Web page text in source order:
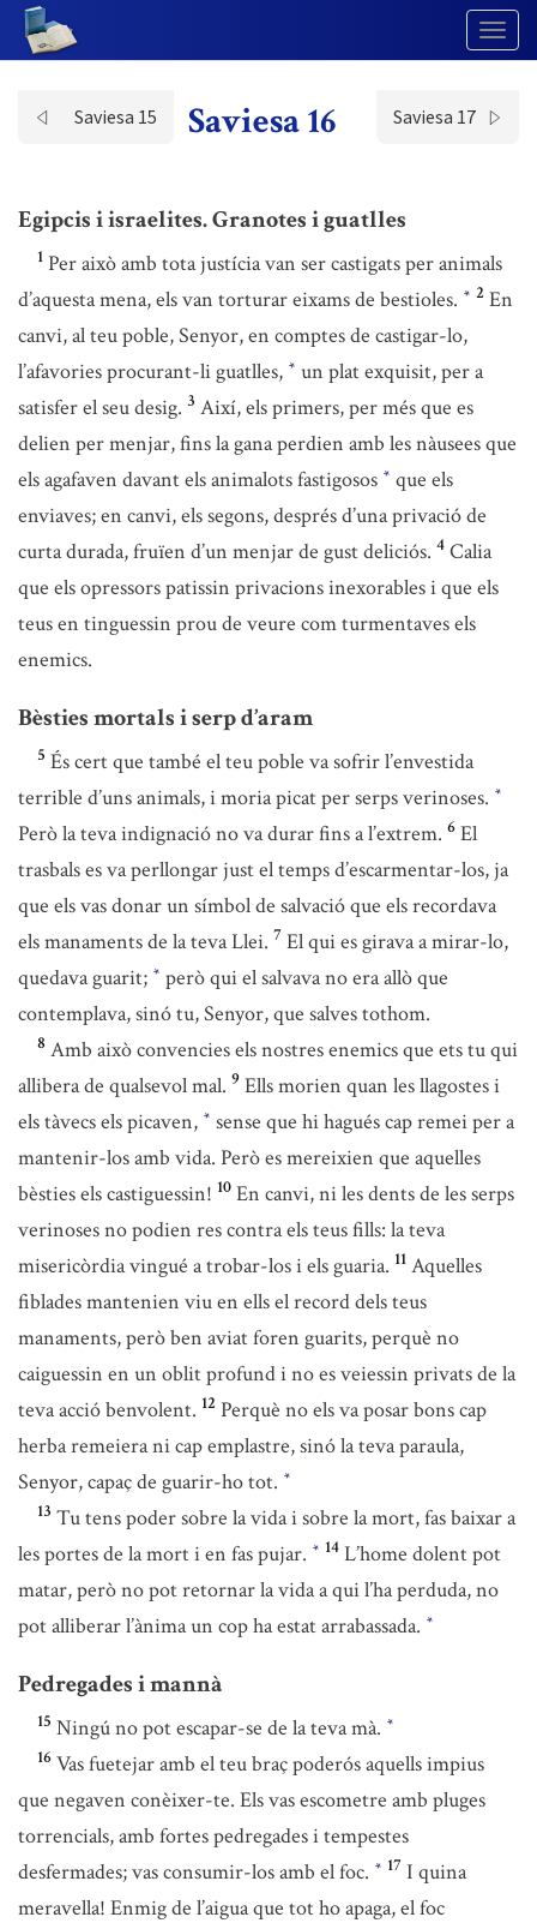
Saviesa 15 Saviesa 16 Saviesa 17
Egipcis i israelites. Granotes i guatlles
1 Per això amb tota justícia van ser castigats per animals
d’aquesta mena, els van torturar eixams de bestioles. * 2 En
canvi, al teu poble, Senyor, en comptes de castigar-lo,
l’afavories procurant-li guatlles, * un plat exquisit, per a
satisfer el seu desig. 3 Així, els primers, per més que es
delien per menjar, fins la gana perdien amb les nàusees que
els agafaven davant els animalots fastigosos * que els
enviaves; en canvi, els segons, després d’una privació de
curta durada, fruïen d’un menjar de gust deliciós. 4 Calia
que els opressors patissin privacions inexorables i que els
teus en tinguessin prou de veure com turmentaves els
enemics.
Bèsties mortals i serp d’aram
5 És cert que també el teu poble va sofrir l’envestida
terrible d’uns animals, i moria picat per serps verinoses. *
Però la teva indignació no va durar fins a l’extrem. 6 El
trasbals es va perllongar just el temps d’escarmentar-los, ja
que els vas donar un símbol de salvació que els recordava
els manaments de la teva Llei. 7 El qui es girava a mirar-lo,
quedava guarit; * però qui el salvava no era allò que
contemplava, sinó tu, Senyor, que salves tothom.
8 Amb això convencies els nostres enemics que ets tu qui
allibera de qualsevol mal. 9 Ells morien quan les llagostes i
els tàvecs els picaven, * sense que hi hagués cap remei per a
mantenir-los amb vida. Però es mereixien que aquelles
bèsties els castiguessin! 10 En canvi, ni les dents de les serps
verinoses no podien res contra els teus fills: la teva
misericòrdia vingué a trobar-los i els guaria. 11 Aquelles
fiblades mantenien viu en ells el record dels teus
manaments, però ben aviat foren guarits, perquè no
caiguessin en un oblit profund i no es veiessin privats de la
teva acció benvolent. 12 Perquè no els va posar bons cap
herba remeiera ni cap emplastre, sinó la teva paraula,
Senyor, capaç de guarir-ho tot. *
13 Tu tens poder sobre la vida i sobre la mort, fas baixar a
les portes de la mort i en fas pujar. * 14 L’home dolent pot
matar, però no pot retornar la vida a qui l’ha perduda, no
pot alliberar l’ànima un cop ha estat arrabassada. *
Pedregades i mannà
15 Ningú no pot escapar-se de la teva mà. *
16 Vas fuetejar amb el teu braç poderós aquells impius
que negaven conèixer-te. Els vas escometre amb pluges
torrencials, amb fortes pedregades i tempestes
desfermades; vas consumir-los amb el foc. * 17 I quina
meravella! Enmig de l’aigua que tot ho apaga, el foc